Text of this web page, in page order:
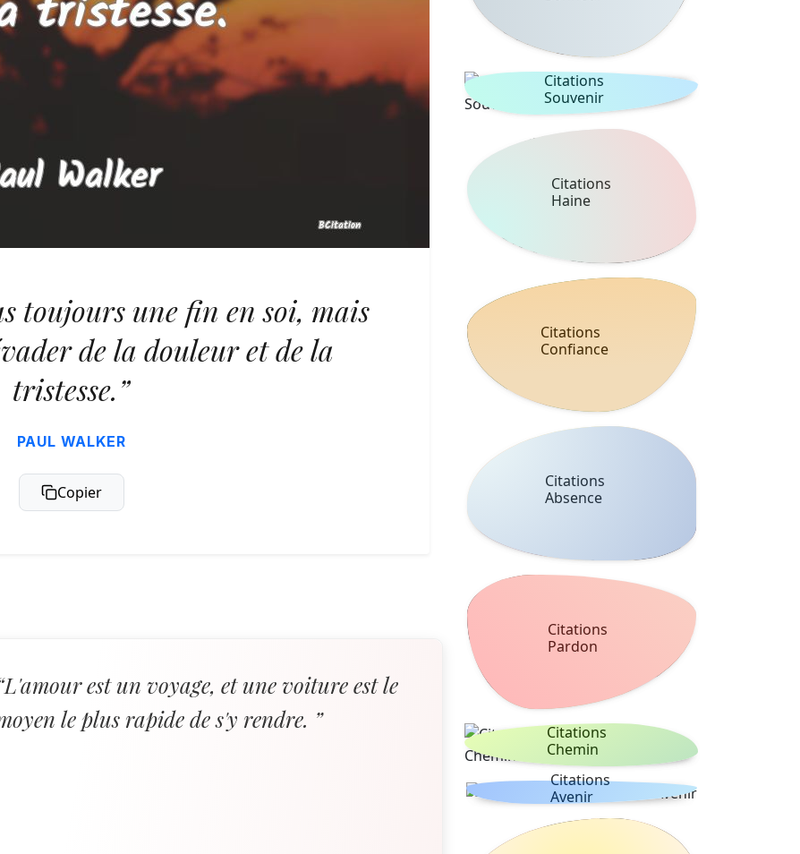
toujours une fin en soi, mais
de la douleur et de la
tristesse.”
PAUL WALKER
Copier
est un voyage, et une voiture est le
le plus rapide de s'y rendre. ”
Citations
Souvenir
Citations
Haine
Citations
Confiance
Citations
Absence
Citations
Pardon
Citations
Chemin
Citations
Avenir